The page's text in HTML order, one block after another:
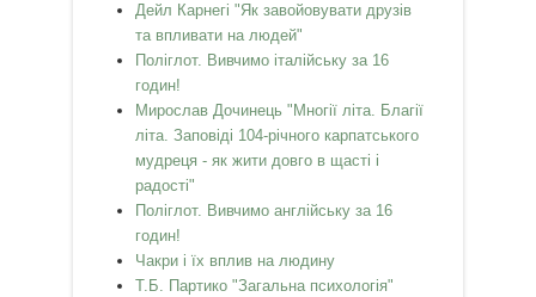
Дейл Карнегі "Як завойовувати друзів
та впливати на людей"
Поліглот. Вивчимо італійську за 16
годин!
Мирослав Дочинець "Многії літа. Благії
літа. Заповіді 104-річного карпатського
мудреця - як жити довго в щасті і
радості"
Поліглот. Вивчимо англійську за 16
годин!
Чакри і їх вплив на людину
Т.Б. Партико "Загальна психологія"